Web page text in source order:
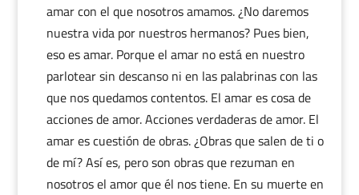
amar con el que nosotros amamos. ¿No daremos
nuestra vida por nuestros hermanos? Pues bien,
eso es amar. Porque el amar no está en nuestro
parlotear sin descanso ni en las palabrinas con las
que nos quedamos contentos. El amar es cosa de
acciones de amor. Acciones verdaderas de amor. El
amar es cuestión de obras. ¿Obras que salen de ti o
de mí? Así es, pero son obras que rezuman en
nosotros el amor que él nos tiene. En su muerte en